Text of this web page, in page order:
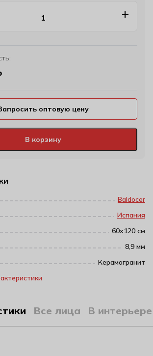
Baldocer
Испания
60х120 см
8,9 мм
Керамогранит
В корзину
оптовую цену
Все лица В интерьере